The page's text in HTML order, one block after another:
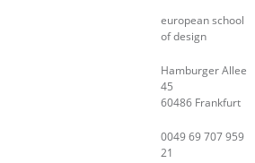
european school
of design
Hamburger Allee
45
60486 Frankfurt
0049 69 707 959
21